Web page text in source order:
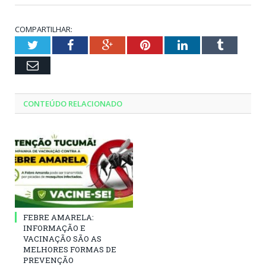
COMPARTILHAR:
TwitterFacebookGoogle+PinterestLinkedInTumblr
Email
CONTEÚDO RELACIONADO
FEBRE AMARELA:
INFORMAÇÃO E
VACINAÇÃO SÃO AS
MELHORES FORMAS DE
PREVENÇÃO